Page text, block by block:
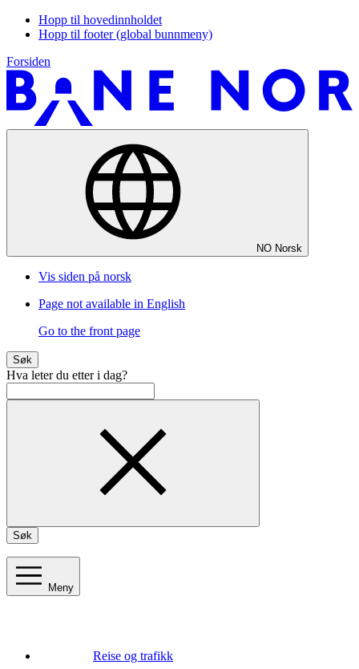
Hopp til hovedinnholdet
Hopp til footer (global bunnmeny)
Forsiden
NO Norsk
Vis siden på norsk
Page not available in English
Go to the front page
Søk
Hva leter du etter i dag?
Søk
Meny
Reise og trafikk